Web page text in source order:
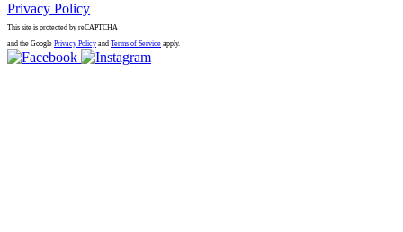
Privacy Policy
This site is protected by reCAPTCHA
and the Google Privacy Policy and Terms of Service apply.